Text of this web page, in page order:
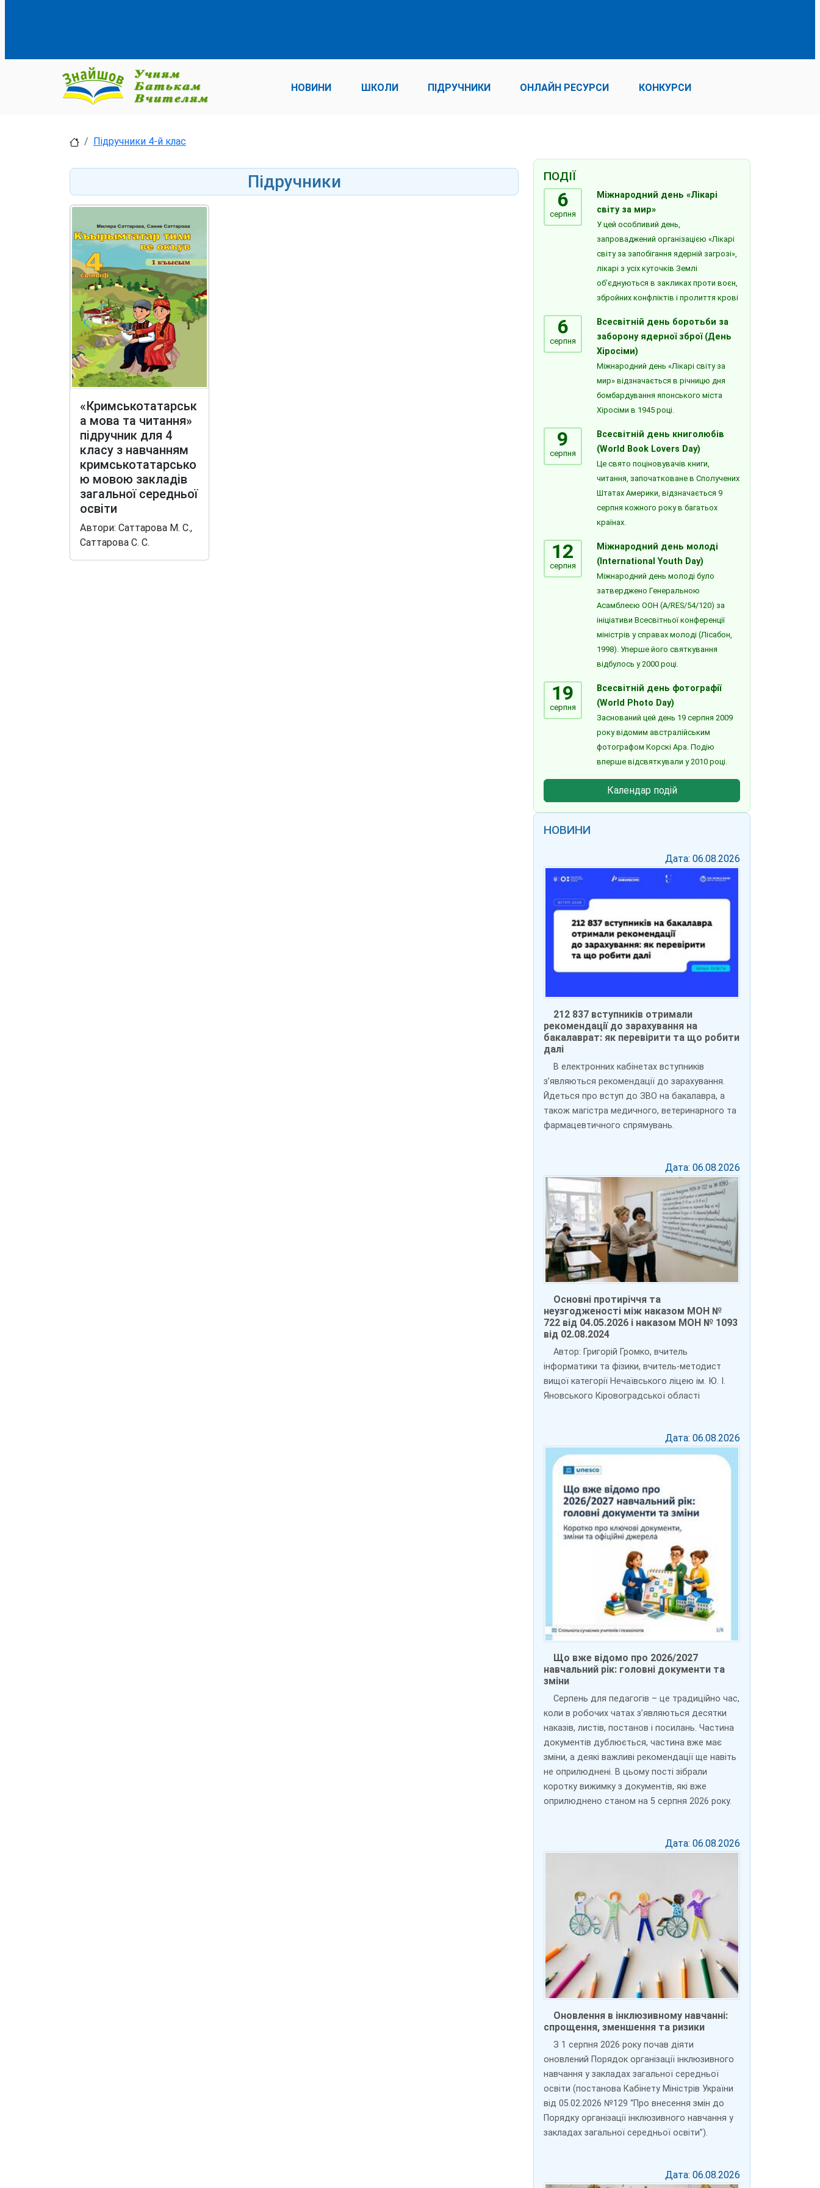
НОВИНИ ШКОЛИ ПІДРУЧНИКИ ОНЛАЙН РЕСУРСИ КОНКУРСИ
Підручники 4-й клас
Підручники
«Кримськотатарськ
а мова та читання»
підручник для 4
класу з навчанням
кримськотатарсько
ю мовою закладів
загальної середньої
освіти
Автори: Саттарова М. С.,
Саттарова С. С.
ПОДІЇ
6
серпня
Міжнародний день «Лікарі
світу за мир»
У цей особливий день,
запроваджений організацією «Лікарі
світу за запобігання ядерній загрозі»,
лікарі з усіх куточків Землі
об’єднуються в закликах проти воєн,
збройних конфліктів і пролиття крові
6
серпня
Всесвітній день боротьби за
заборону ядерної зброї (День
Хіросіми)
Міжнародний день «Лікарі світу за
мир» відзначається в річницю дня
бомбардування японського міста
Хіросіми в 1945 році.
9
серпня
Всесвітній день книголюбів
(World Book Lovers Day)
Це свято поціновувачів книги,
читання, започатковане в Сполучених
Штатах Америки, відзначається 9
серпня кожного року в багатьох
країнах.
12
серпня
Міжнародний день молоді
(International Youth Day)
Міжнародний день молоді було
затверджено Генеральною
Асамблеєю ООН (A/RES/54/120) за
ініціативи Всесвітньої конференції
міністрів у справах молоді (Лісабон,
1998). Уперше його святкування
відбулось у 2000 році.
19
серпня
Всесвітній день фотографії
(World Photo Day)
Заснований цей день 19 серпня 2009
року відомим австралійським
фотографом Корскі Ара. Подію
вперше відсвяткували у 2010 році.
Календар подій
НОВИНИ
Дата: 06.08.2026
212 837 вступників отримали
рекомендації до зарахування на
бакалаврат: як перевірити та що робити
далі
В електронних кабінетах вступників
зʼявляються рекомендації до зарахування.
Йдеться про вступ до ЗВО на бакалавра, а
також магістра медичного, ветеринарного та
фармацевтичного спрямувань.
Дата: 06.08.2026
Основні протиріччя та
неузгодженості між наказом МОН №
722 від 04.05.2026 і наказом МОН № 1093
від 02.08.2024
Автор: Григорій Громко, вчитель
інформатики та фізики, вчитель-методист
вищої категорії Нечаївського ліцею ім. Ю. І.
Яновського Кіровоградської області
Дата: 06.08.2026
Що вже відомо про 2026/2027
навчальний рік: головні документи та
зміни
Серпень для педагогів – це традиційно час,
коли в робочих чатах з’являються десятки
наказів, листів, постанов і посилань. Частина
документів дублюється, частина вже має
зміни, а деякі важливі рекомендації ще навіть
не оприлюднені. В цьому пості зібрали
коротку вижимку з документів, які вже
оприлюднено станом на 5 серпня 2026 року.
Дата: 06.08.2026
Оновлення в інклюзивному навчанні:
спрощення, зменшення та ризики
З 1 серпня 2026 року почав діяти
оновлений Порядок організації інклюзивного
навчання у закладах загальної середньої
освіти (постанова Кабінету Міністрів України
від 05.02.2026 №129 “Про внесення змін до
Порядку організації інклюзивного навчання у
закладах загальної середньої освіти”).
Дата: 06.08.2026